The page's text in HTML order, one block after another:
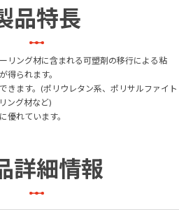
品特長
リング材に含まれる可塑剤の移行による粘
得られます。
きます。(ポリウレタン系、ポリサルファイト
ング材など)
優れています。
詳細情報